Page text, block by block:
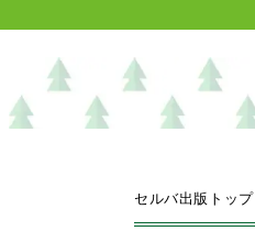
セルバ出版トップ